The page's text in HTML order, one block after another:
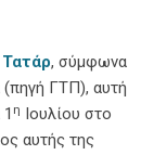
Τατάρ, σύμφωνα
(πηγή ΓΤΠ), αυτή
η Ιουλίου στο
αυτής της